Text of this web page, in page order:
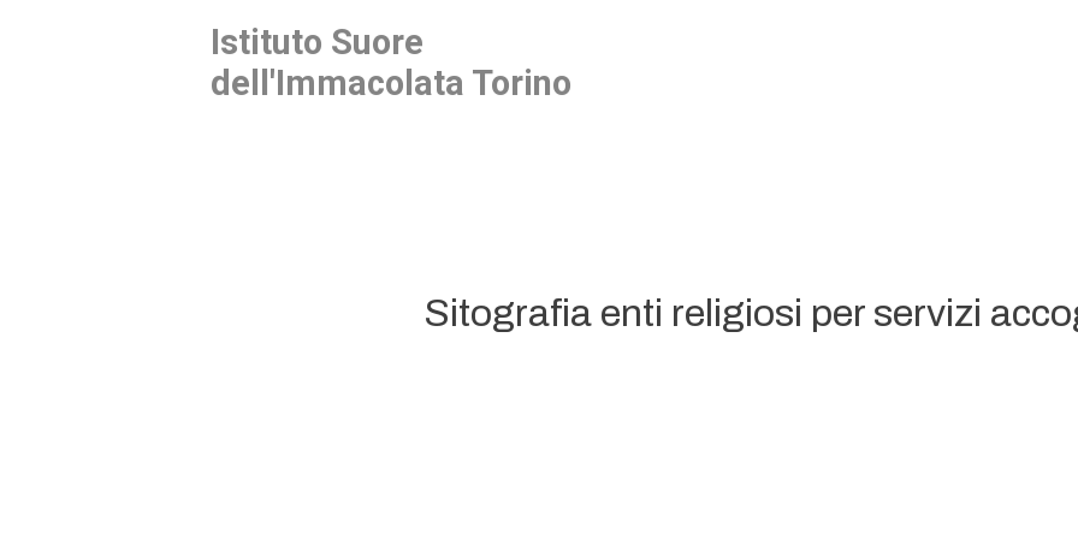
Istituto Suore
dell'Immacolata Torino
Sitografia enti religiosi per servizi